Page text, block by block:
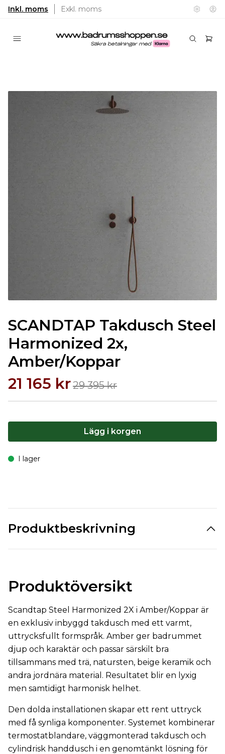
Inkl. moms Exkl. moms
SCANDTAP Takdusch Steel
Harmonized 2x,
Amber/Koppar
21 165 kr29 395 kr
Lägg i korgen
I lager
Produktbeskrivning
Produktöversikt
Scandtap Steel Harmonized 2X i Amber/Koppar är
en exklusiv inbyggd takdusch med ett varmt,
uttrycksfullt formspråk. Amber ger badrummet
djup och karaktär och passar särskilt bra
tillsammans med trä, natursten, beige keramik och
andra jordnära material. Resultatet blir en lyxig
men samtidigt harmonisk helhet.
Den dolda installationen skapar ett rent uttryck
med få synliga komponenter. Systemet kombinerar
termostatblandare, väggmonterad takdusch och
cylindrisk handdusch i en genomtänkt lösning för